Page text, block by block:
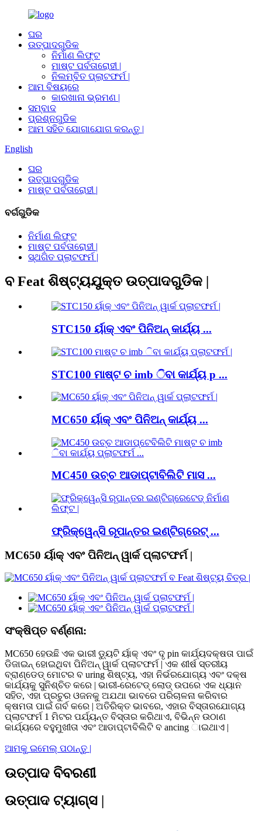
ଘର
ଉତ୍ପାଦଗୁଡିକ
ନିର୍ମାଣ ଲିଫ୍ଟ
ମାଷ୍ଟ ପର୍ବତାରୋହୀ |
ନିଲମ୍ବିତ ପ୍ଲାଟଫର୍ମ |
ଆମ ବିଷୟରେ
କାରଖାନା ଭ୍ରମଣ |
ସମ୍ବାଦ
ପ୍ରଶ୍ନଗୁଡିକ
ଆମ ସହିତ ଯୋଗାଯୋଗ କରନ୍ତୁ |
English
ଘର
ଉତ୍ପାଦଗୁଡିକ
ମାଷ୍ଟ ପର୍ବତାରୋହୀ |
ବର୍ଗଗୁଡିକ
ନିର୍ମାଣ ଲିଫ୍ଟ
ମାଷ୍ଟ ପର୍ବତାରୋହୀ |
ସ୍ଥଗିତ ପ୍ଲାଟଫର୍ମ |
ବ Feat ଶିଷ୍ଟ୍ୟଯୁକ୍ତ ଉତ୍ପାଦଗୁଡିକ |
STC150 ର୍ୟାକ୍ ଏବଂ ପିନିଅନ୍ କାର୍ଯ୍ୟ ...
STC100 ମାଷ୍ଟ ଚ imb ିବା କାର୍ଯ୍ୟ p ...
MC650 ର୍ୟାକ୍ ଏବଂ ପିନିଅନ୍ କାର୍ଯ୍ୟ ...
MC450 ଉଚ୍ଚ ଆଡାପ୍ଟାବିଲିଟି ମାସ ...
ଫ୍ରିକ୍ୱେନ୍ସି ରୂପାନ୍ତର ଇଣ୍ଟିଗ୍ରେଟ୍ ...
MC650 ର୍ୟାକ୍ ଏବଂ ପିନିଅନ୍ ୱାର୍କ ପ୍ଲାଟଫର୍ମ |
ସଂକ୍ଷିପ୍ତ ବର୍ଣ୍ଣନା:
MC650 ହେଉଛି ଏକ ଭାରୀ ଡ୍ୟୁଟି ର୍ୟାକ୍ ଏବଂ ଦୃ pin କାର୍ଯ୍ୟଦକ୍ଷତା ପାଇଁ
ଡିଜାଇନ୍ ହୋଇଥିବା ପିନିଅନ୍ ୱାର୍କ ପ୍ଲାଟଫର୍ମ | ଏକ ଶୀର୍ଷ ସ୍ତରୀୟ
ବ୍ରାଣ୍ଡେଡ୍ ମୋଟର ବ uring ଶିଷ୍ଟ୍ୟ, ଏହା ନିର୍ଭରଯୋଗ୍ୟ ଏବଂ ଦକ୍ଷ
କାର୍ଯ୍ୟକୁ ସୁନିଶ୍ଚିତ କରେ | ଭାରୀ-ରେଟେଡ୍ ଲୋଡ୍ ଉପରେ ଏକ ଧ୍ୟାନ
ସହିତ, ଏହା ପ୍ରଚୁର ଓଜନକୁ ଅଯଥା ଭାବରେ ପରିଚାଳନା କରିବାର
କ୍ଷମତା ପାଇଁ ଗର୍ବ କରେ | ଅତିରିକ୍ତ ଭାବରେ, ଏହାର ବିସ୍ତାରଯୋଗ୍ୟ
ପ୍ଲାଟଫର୍ମ 1 ମିଟର ପର୍ଯ୍ୟନ୍ତ ବିସ୍ତାର କରିଥାଏ, ବିଭିନ୍ନ ଉଠାଣ
କାର୍ଯ୍ୟରେ ବହୁମୁଖୀତା ଏବଂ ଆଡାପ୍ଟାବିଲିଟି ବ ancing ାଇଥାଏ |
ଆମକୁ ଇମେଲ୍ ପଠାନ୍ତୁ |
ଉତ୍ପାଦ ବିବରଣୀ
ଉତ୍ପାଦ ଟ୍ୟାଗ୍ସ |